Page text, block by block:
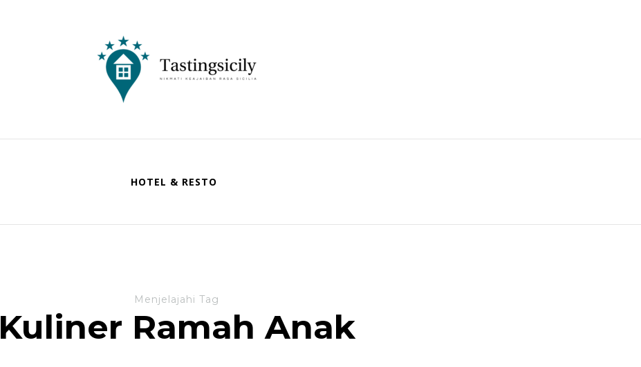
Tastingsicily
Nikmati Keajaiban Rasa Sicilia
HOTEL & RESTO
Menjelajahi Tag
Kuliner Ramah Anak